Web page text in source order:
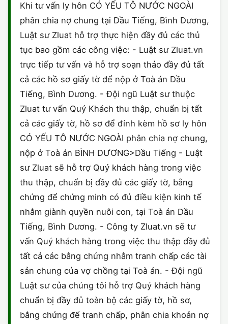
Khi tư vấn ly hôn CÓ YẾU TÔ NƯỚC NGOÀI
phân chia nợ chung tại Dầu Tiếng, Bình Dương,
Luật sư Zluat hỗ trợ thực hiện đầy đủ các thủ
tục bao gồm các công việc: - Luật sư Zluat.vn
trực tiếp tư vấn và hỗ trợ soạn thảo đầy đủ tất
cả các hồ sơ giấy tờ để nộp ở Toà án Dầu
Tiếng, Bình Dương. - Đội ngũ Luật sư thuộc
Zluat tư vấn Quý Khách thu thập, chuẩn bị tất
cả các giấy tờ, hồ sơ để đính kèm hồ sơ ly hôn
CÓ YẾU TÔ NƯỚC NGOÀI phân chia nợ chung,
nộp ở Toà án BÌNH DƯƠNG>Dầu Tiếng - Luật
sư Zluat sẽ hỗ trợ Quý khách hàng trong việc
thu thập, chuẩn bị đầy đủ các giấy tờ, bằng
chứng để chứng minh có đủ điều kiện kinh tế
nhằm giành quyền nuôi con, tại Toà án Dầu
Tiếng, Bình Dương. - Công ty Zluat.vn sẽ tư
vấn Quý khách hàng trong việc thu thập đầy đủ
tất cả các bằng chứng nhằm tranh chấp các tài
sản chung của vợ chồng tại Toà án. - Đội ngũ
Luật sư của chúng tôi hỗ trợ Quý khách hàng
chuẩn bị đầy đủ toàn bộ các giấy tờ, hồ sơ,
bằng chứng để tranh chấp, phân chia khoản nợ